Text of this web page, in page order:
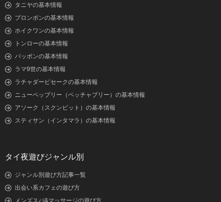
タニヤの基本情報
プロンポンの基本情報
ホイクワンの基本情報
トンローの基本情報
パッポンの基本情報
ラマ9世の基本情報
ラチャダーピセークの基本情報
ニューペッブリー（ペッチャブリー）の基本情報
アソーク（スクンビット）の基本情報
スティサン（インタマラ）の基本情報
タイ夜遊びジャンル別
ジャンル別遊び方記事一覧
出会い系カフェの遊び方
メンズスパ&マッサージの遊び方